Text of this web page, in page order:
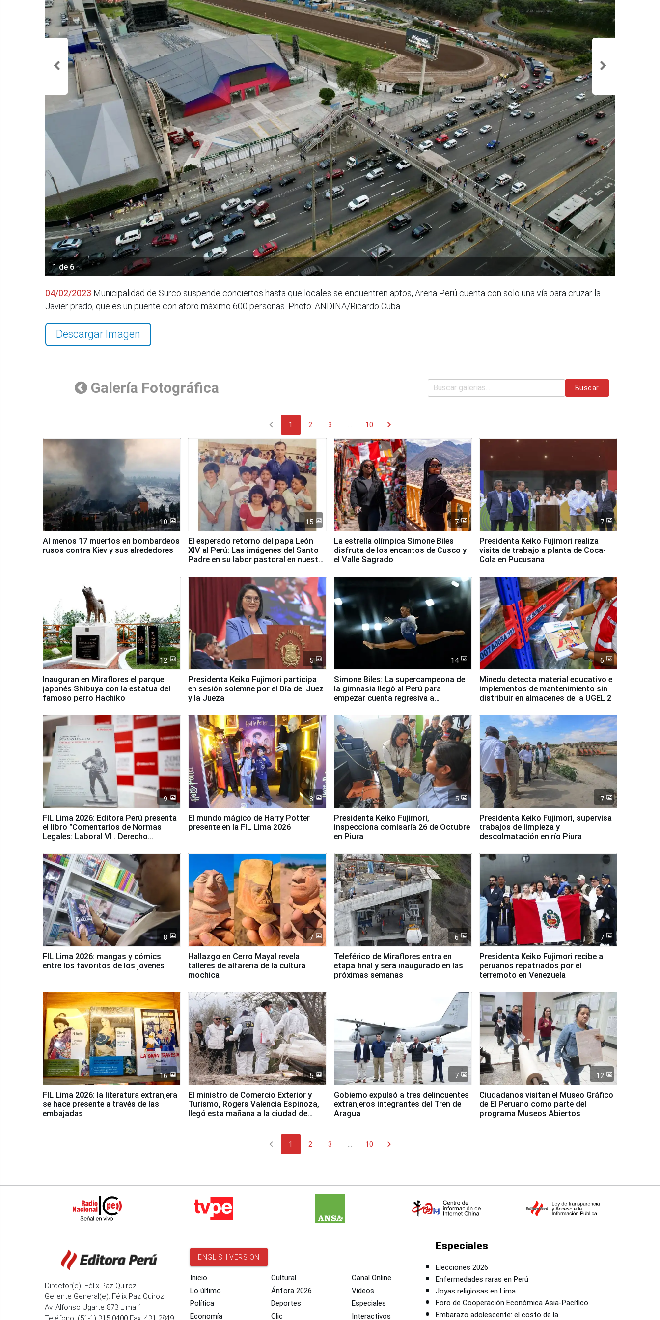
1 de 6
04/02/2023 Municipalidad de Surco suspende conciertos hasta que locales se encuentren aptos, Arena Perú cuenta con solo una vía para cruzar la
Javier prado, que es un puente con aforo máximo 600 personas. Photo: ANDINA/Ricardo Cuba
Descargar Imagen
Galería Fotográfica Buscar
chevron_left 1 2 3 10 chevron_right
10
Al menos 17 muertos en bombardeos
rusos contra Kiev y sus alrededores
15
El esperado retorno del papa León
XIV al Perú: Las imágenes del Santo
Padre en su labor pastoral en nuestro
7
La estrella olímpica Simone Biles
disfruta de los encantos de Cusco y
el Valle Sagrado
7
Presidenta Keiko Fujimori realiza
visita de trabajo a planta de Coca-
Cola en Pucusana
12
Inauguran en Miraflores el parque
japonés Shibuya con la estatua del
famoso perro Hachiko
5
Presidenta Keiko Fujimori participa
en sesión solemne por el Día del Juez
y la Jueza
14
Simone Biles: La supercampeona de
la gimnasia llegó al Perú para
empezar cuenta regresiva a
6
Minedu detecta material educativo e
implementos de mantenimiento sin
distribuir en almacenes de la UGEL 2
9
FIL Lima 2026: Editora Perú presenta
el libro "Comentarios de Normas
Legales: Laboral Vl . Derecho
8
El mundo mágico de Harry Potter
presente en la FIL Lima 2026
5
Presidenta Keiko Fujimori,
inspecciona comisaría 26 de Octubre
en Piura
7
Presidenta Keiko Fujimori, supervisa
trabajos de limpieza y
descolmatación en río Piura
8
FIL Lima 2026: mangas y cómics
entre los favoritos de los jóvenes
7
Hallazgo en Cerro Mayal revela
talleres de alfarería de la cultura
mochica
6
Teleférico de Miraflores entra en
etapa final y será inaugurado en las
próximas semanas
7
Presidenta Keiko Fujimori recibe a
peruanos repatriados por el
terremoto en Venezuela
16
FIL Lima 2026: la literatura extranjera
se hace presente a través de las
embajadas
5
El ministro de Comercio Exterior y
Turismo, Rogers Valencia Espinoza,
llegó esta mañana a la ciudad de
7
Gobierno expulsó a tres delincuentes
extranjeros integrantes del Tren de
Aragua
12
Ciudadanos visitan el Museo Gráfico
de El Peruano como parte del
programa Museos Abiertos
chevron_left 1 2 3 10 chevron_right
Director(e): Félix Paz Quiroz
Gerente General(e): Félix Paz Quiroz
Av. Alfonso Ugarte 873 Lima 1
Teléfono: (51-1) 315 0400 Fax: 431 2849
ENGLISH VERSION
Inicio
Lo último
Política
Economía
Cultural
Ánfora 2026
Deportes
Clic
Canal Online
Videos
Especiales
Interactivos
Especiales
Elecciones 2026
Enfermedades raras en Perú
Joyas religiosas en Lima
Foro de Cooperación Económica Asia-Pacífico
Embarazo adolescente: el costo de la